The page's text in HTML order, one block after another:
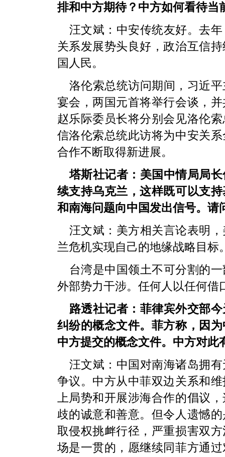
排和中方期待？中方如何看待当
汪文斌： 中安传统友好。去
关系发展势头良好，政治互信
国人民。
洛伦索总统访问期间，习近
宴会，两国元首将举行会谈，
赵乐际委员长将分别会见洛伦
信洛伦索总统此访将为中安关
合作不断取得新进展。
塔斯社记者：美国中情局局
续支持乌克兰，这样既可以支
和南海问题向中国发出信号。请
汪文斌： 美方相关言论表明
兰危机实现自己的地缘战略目标
台湾是中国领土不可分割的
外部势力干涉。任何人以任何
路透社记者：菲律宾外交部
纠纷的概念文件。菲方称，因
中方提交的概念文件。中方对此
汪文斌： 中国对南海诸岛拥
争议。中方从中菲双边关系和
上局势和开展涉海合作的倡议
歧的诚意和善意。但令人遗憾
取侵权挑衅行径，严重损害双
场是一贯的，愿继续同菲方通